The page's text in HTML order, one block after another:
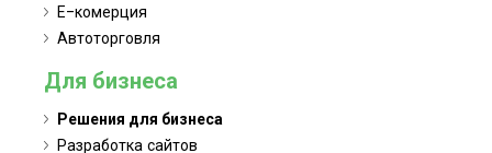
Е-комерция
Автоторговля
Для бизнеса
Решения для бизнеса
Разработка сайтов